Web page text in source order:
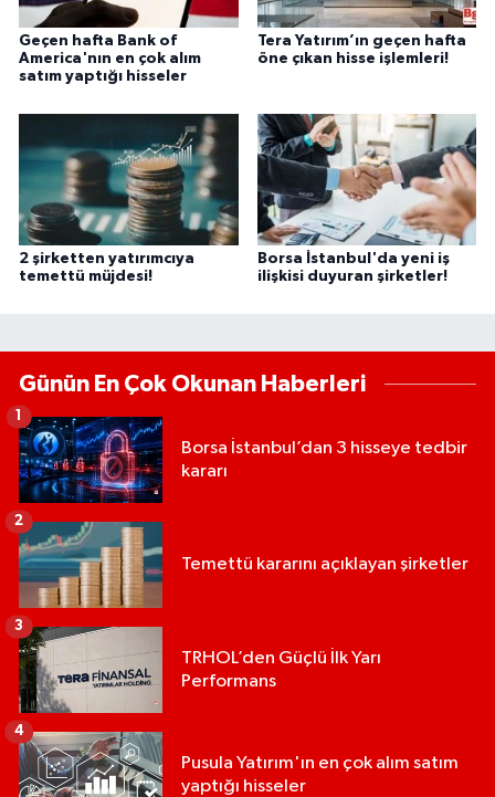
Geçen hafta Bank of
America'nın en çok alım
satım yaptığı hisseler
Tera Yatırım’ın geçen hafta
öne çıkan hisse işlemleri!
2 şirketten yatırımcıya
temettü müjdesi!
Borsa İstanbul'da yeni iş
ilişkisi duyuran şirketler!
Günün En Çok Okunan Haberleri
Borsa İstanbul’dan 3 hisseye tedbir
kararı
1
Temettü kararını açıklayan şirketler
2
TRHOL’den Güçlü İlk Yarı
Performans
3
Pusula Yatırım'ın en çok alım satım
yaptığı hisseler
4